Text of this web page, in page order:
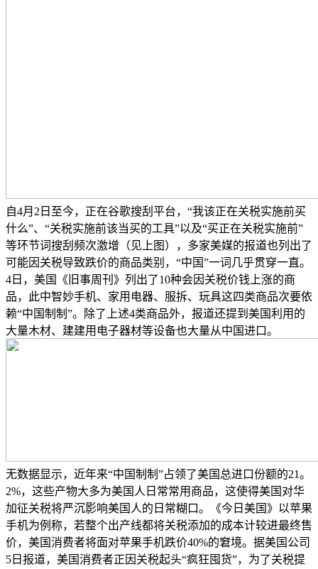
自4月2日至今，正在谷歌搜刮平台，“我该正在关税实施前买
什么”、“关税实施前该当买的工具”以及“买正在关税实施前”
等环节词搜刮频次激增（见上图），多家美媒的报道也列出了
可能因关税导致跌价的商品类别，“中国”一词几乎贯穿一直。
4日，美国《旧事周刊》列出了10种会因关税价钱上涨的商
品，此中智妙手机、家用电器、服拆、玩具这四类商品次要依
赖“中国制制”。除了上述4类商品外，报道还提到美国利用的
大量木材、建建用电子器材等设备也大量从中国进口。
无数据显示，近年来“中国制制”占领了美国总进口份额的21。
2%，这些产物大多为美国人日常常用商品，这使得美国对华
加征关税将严沉影响美国人的日常糊口。《今日美国》以苹果
手机为例称，若整个出产线都将关税添加的成本计较进最终售
价，美国消费者将面对苹果手机跌价40%的窘境。据美国公司
5日报道，美国消费者正因关税起头“疯狂囤货”，为了关税提